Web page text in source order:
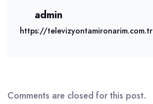
admin
https://televizyontamironarim.com.tr
Comments are closed for this post.